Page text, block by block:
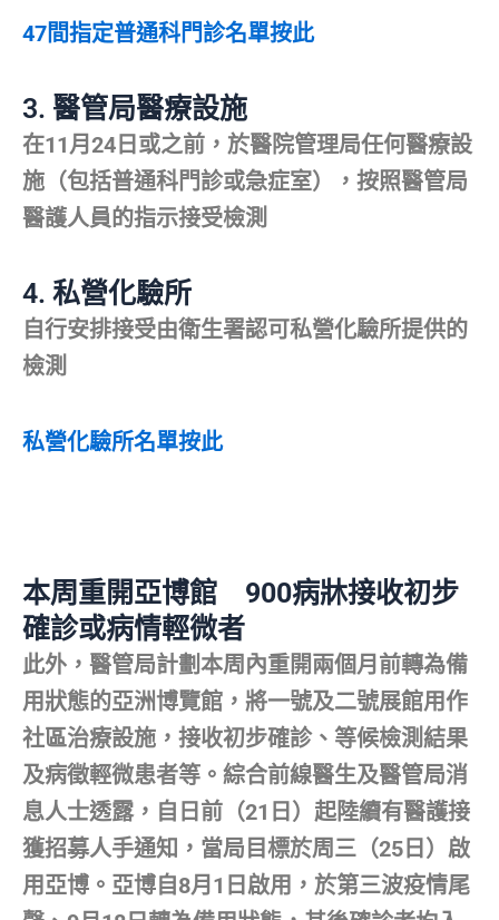
47間指定普通科門診名單按此
3. 醫管局醫療設施
在11月24日或之前，於醫院管理局任何醫療設
施（包括普通科門診或急症室），按照醫管局
醫護人員的指示接受檢測
4. 私營化驗所
自行安排接受由衛生署認可私營化驗所提供的
檢測
私營化驗所名單按此
本周重開亞博館 900病牀接收初步
確診或病情輕微者
此外，醫管局計劃本周內重開兩個月前轉為備
用狀態的亞洲博覽館，將一號及二號展館用作
社區治療設施，接收初步確診、等候檢測結果
及病徵輕微患者等。綜合前線醫生及醫管局消
息人士透露，自日前（21日）起陸續有醫護接
獲招募人手通知，當局目標於周三（25日）啟
用亞博。亞博自8月1日啟用，於第三波疫情尾